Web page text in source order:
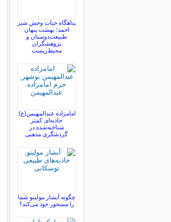
پناهگاه حیات وحش شیر
احمد؛ بهشت پنهان
طبیعت‌دوستان و
پژوهشگران
محیط‌زیست
امامزاده عبدالمهیمن(ع):
جاذبه‌ای کمتر
شناخته‌شده در
گردشگری مذهبی
چگونه آبشار مولینو شما
را مسحور خود می‌کند؟